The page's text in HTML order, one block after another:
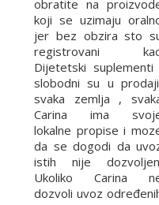
obratite na
koji se uzimaju
jer bez obzira sto
registrovani
Dijetetski suplementi
slobodni su u
svaka zemlja ,
Carina ima
lokalne propise i
da se dogodi da
istih nije
Ukoliko Carina
dozvoli uvoz